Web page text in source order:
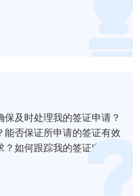
及时处理我的签证申请？
否保证所申请的签证有效
如何跟踪我的签证申请状